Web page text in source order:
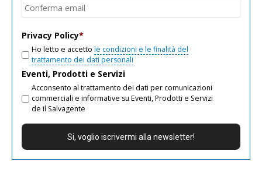
Privacy Policy*
Ho letto e accetto le condizioni e le finalità del
trattamento dei dati personali
Eventi, Prodotti e Servizi
Acconsento al trattamento dei dati per comunicazioni
commerciali e informative su Eventi, Prodotti e Servizi
de il Salvagente